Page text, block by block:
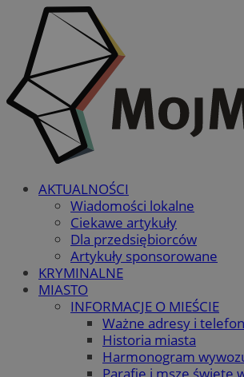
AKTUALNOŚCI
Wiadomości lokalne
Ciekawe artykuły
Dla przedsiębiorców
Artykuły sponsorowane
KRYMINALNE
MIASTO
INFORMACJE O MIEŚCIE
Ważne adresy i
Historia miasta
Harmonogram